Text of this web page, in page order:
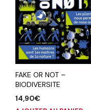
FAKE OR NOT –
BIODIVERSITE
14,90€